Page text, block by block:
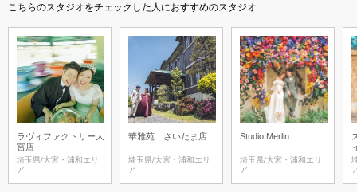
こちらのスタジオをチェックした人におすすめのスタジオ
ラヴィファクトリー大
宮店
埼玉県/大宮・浦和エリ
ア
華雅苑 さいたま店
埼玉県/大宮・浦和エリ
ア
Studio Merlin
埼玉県/大宮・浦和エリ
ア